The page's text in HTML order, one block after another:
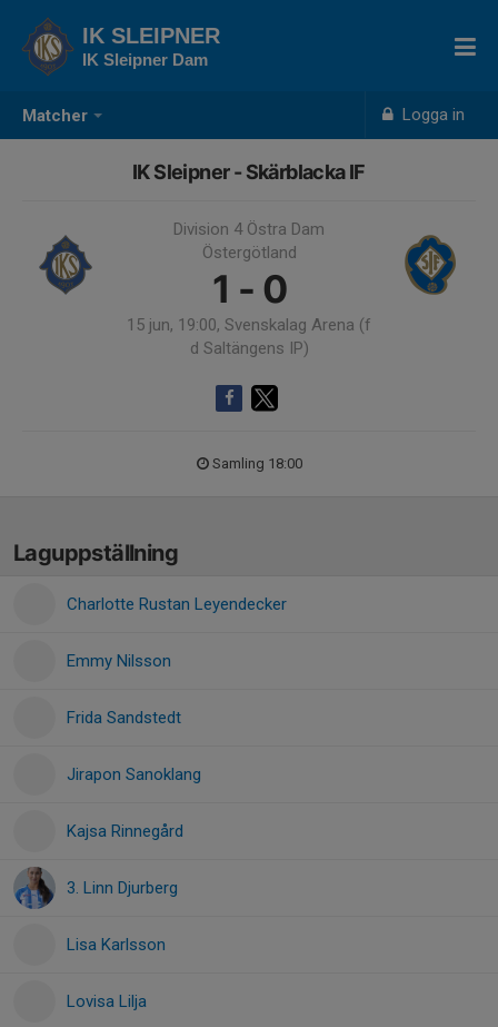
Matcher Logga in
IK SLEIPNER
IK Sleipner Dam
IK Sleipner - Skärblacka IF
Division 4 Östra Dam
Östergötland
1 - 0
15 jun, 19:00, Svenskalag Arena (f
d Saltängens IP)
Samling 18:00
Laguppställning
Charlotte Rustan Leyendecker
Emmy Nilsson
Frida Sandstedt
Jirapon Sanoklang
Kajsa Rinnegård
3. Linn Djurberg
Lisa Karlsson
Lovisa Lilja